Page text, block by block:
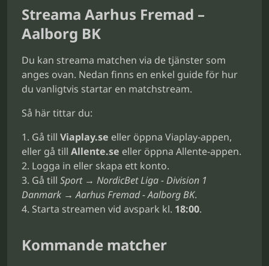
Streama Aarhus Fremad –
Aalborg BK
Du kan streama matchen via de tjänster som
anges ovan. Nedan finns en enkel guide för hur
du vanligtvis startar en matchstream.
Så här tittar du:
Gå till Viaplay.se eller öppna Viaplay-appen,
eller gå till Allente.se eller öppna Allente-appen.
Logga in eller skapa ett konto.
Gå till Sport → NordicBet Liga - Division 1
Danmark → Aarhus Fremad - Aalborg BK.
Starta streamen vid avspark kl. 18:00.
Kommande matcher